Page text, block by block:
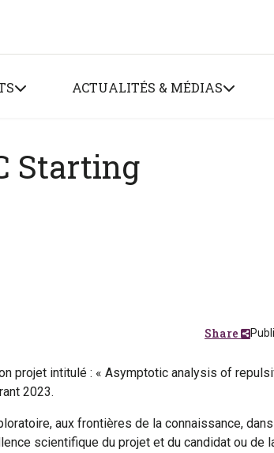
ACTUALITÉS & MÉDIAS
Starting
Share
projet intitulé : « Asymptotic analysis of
2023.
aux frontières de la connaissance,
scientifique du projet et du candidat ou de